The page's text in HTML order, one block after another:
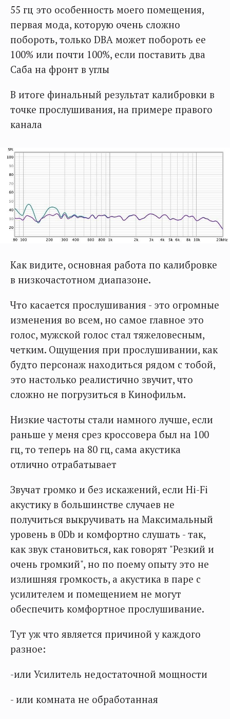
55 гц это особенность моего помещения,
первая мода, которую очень сложно
побороть, только DBA может побороть ее
100% или почти 100%, если поставить два
Саба на фронт в углы
В итоге финальный результат калибровки в
точке прослушивания, на примере правого
канала
Как видите, основная работа по калибровке
в низкочастотном диапазоне.
Что касается прослушивания - это огромные
изменения во всем, но самое главное это
голос, мужской голос стал тяжеловесным,
четким. Ощущения при прослушивании, как
будто персонаж находиться рядом с тобой,
это настолько реалистично звучит, что
сложно не погрузиться в Кинофильм.
Низкие частоты стали намного лучше, если
раньше у меня срез кроссовера был на 100
гц, то теперь на 80 гц, сама акустика
отлично отрабатывает
Звучат громко и без искажений, если Hi-Fi
акустику в большинстве случаев не
получиться выкручивать на Максимальный
уровень в 0Db и комфортно слушать - так,
как звук становиться, как говорят "Резкий и
очень громкий", но по поему опыту это не
излишняя громкость, а акустика в паре с
усилителем и помещением не могут
обеспечить комфортное прослушивание.
Тут уж что является причиной у каждого
разное:
-или Усилитель недостаточной мощности
- или комната не обработанная